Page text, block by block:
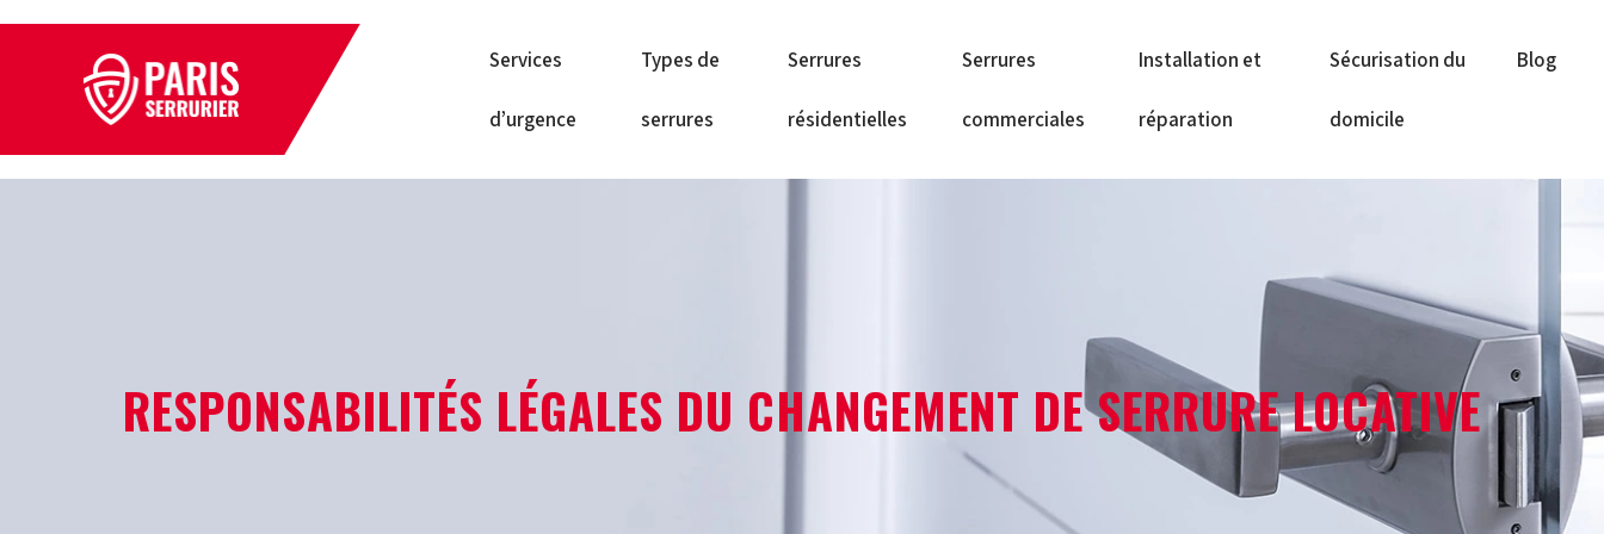
Services
d’urgence
Types de
serrures
Serrures
résidentielles
Serrures
commerciales
Installation et
réparation
Sécurisation du
domicile
Blog
RESPONSABILITÉS LÉGALES DU CHANGEMENT DE SERRURE LOCATIVE